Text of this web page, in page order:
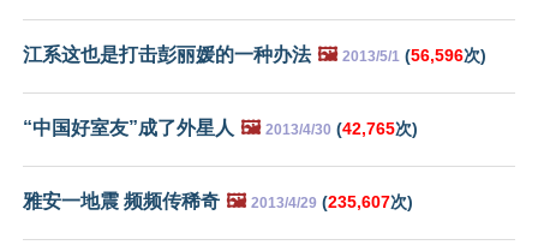
江系这也是打击彭丽媛的一种办法 🖼️ 2013/5/1 (56,596次)
“中国好室友”成了外星人 🖼️ 2013/4/30 (42,765次)
雅安一地震 频频传稀奇 🖼️ 2013/4/29 (235,607次)